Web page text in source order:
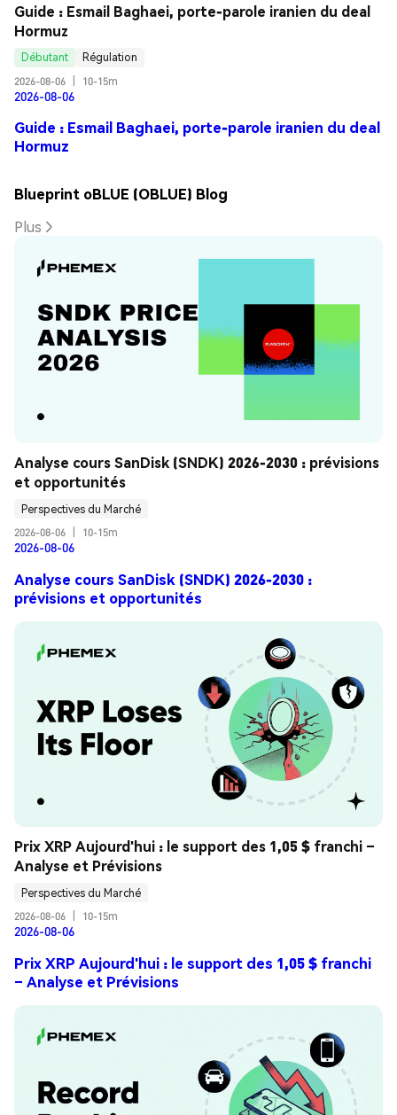
Guide : Esmail Baghaei, porte-parole iranien du deal
Hormuz
Débutant
Régulation
2026-08-06
10-15m
2026-08-06
Guide : Esmail Baghaei, porte-parole iranien du deal
Hormuz
Blueprint oBLUE (OBLUE) Blog
Plus
Analyse cours SanDisk (SNDK) 2026-2030 : prévisions
et opportunités
Perspectives du Marché
2026-08-06
10-15m
2026-08-06
Analyse cours SanDisk (SNDK) 2026-2030 :
prévisions et opportunités
Prix XRP Aujourd'hui : le support des 1,05 $ franchi –
Analyse et Prévisions
Perspectives du Marché
2026-08-06
10-15m
2026-08-06
Prix XRP Aujourd'hui : le support des 1,05 $ franchi
– Analyse et Prévisions